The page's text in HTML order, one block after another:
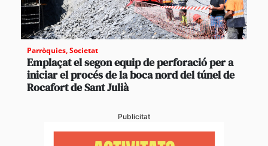
Parròquies,Societat
Emplaçat el segon equip de perforació per a
iniciar el procés de la boca nord del túnel de
Rocafort de Sant Julià
Publicitat